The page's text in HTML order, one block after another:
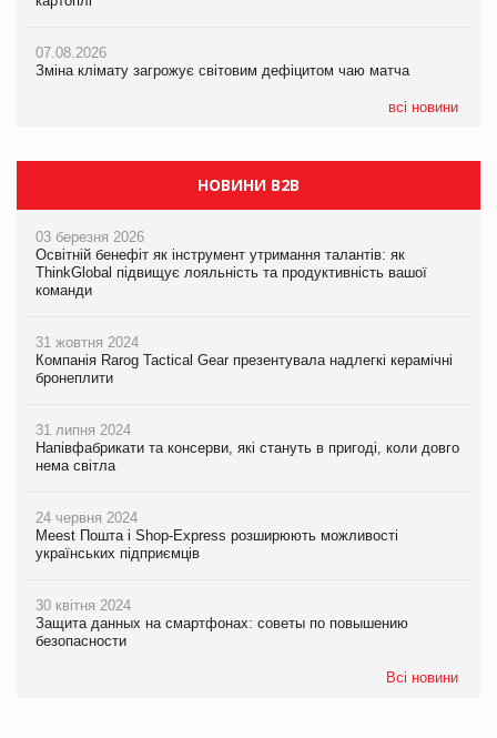
07.08.2026
Зміна клімату загрожує світовим дефіцитом чаю матча
всі новини
Kraft Heinz скоротила збиток у першому півріччі
Kraft Heinz скоротила збиток у першому півріччі
НОВИНИ B2B
03 березня 2026
Освітній бенефіт як інструмент утримання талантів: як
ThinkGlobal підвищує лояльність та продуктивність вашої
команди
31 жовтня 2024
Компанія Rarog Tactical Gear презентувала надлегкі керамічні
бронеплити
31 липня 2024
Напівфабрикати та консерви, які стануть в пригоді, коли довго
нема світла
24 червня 2024
Meest Пошта і Shop-Express розширюють можливості
українських підприємців
30 квітня 2024
Защита данных на смартфонах: советы по повышению
безопасности
Всі новини